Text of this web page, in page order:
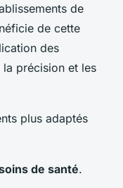
de
de cette
des
précision et les
plus adaptés
de santé.